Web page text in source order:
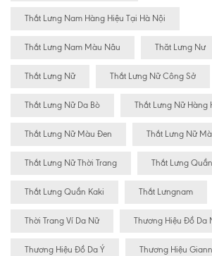
Thắt Lưng Nam Hàng Hiệu Tại Hà Nội
Thắt Lưng Nam Màu Nâu Thăt Lưng Nư
Thắt Lưng Nữ Thắt Lưng Nữ Công Sở
Thắt Lưng Nữ Da Bò Thắt Lưng Nữ Hàng
Thắt Lưng Nữ Màu Đen Thắt Lưng Nữ
Thắt Lưng Nữ Thời Trang Thắt Lưng
Thắt Lưng Quần Kaki Thắt Lưngnam
Thời Trang Ví Da Nữ Thương Hiệu Đồ Da
Thương Hiệu Đồ Da Ý Thương Hiệu